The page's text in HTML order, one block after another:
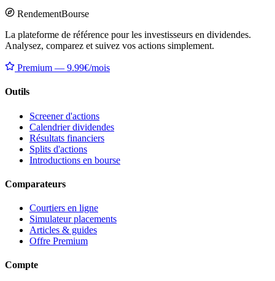
RendementBourse
La plateforme de référence pour les investisseurs en dividendes.
Analysez, comparez et suivez vos actions simplement.
Premium — 9.99€/mois
Outils
Screener d'actions
Calendrier dividendes
Résultats financiers
Splits d'actions
Introductions en bourse
Comparateurs
Courtiers en ligne
Simulateur placements
Articles & guides
Offre Premium
Compte